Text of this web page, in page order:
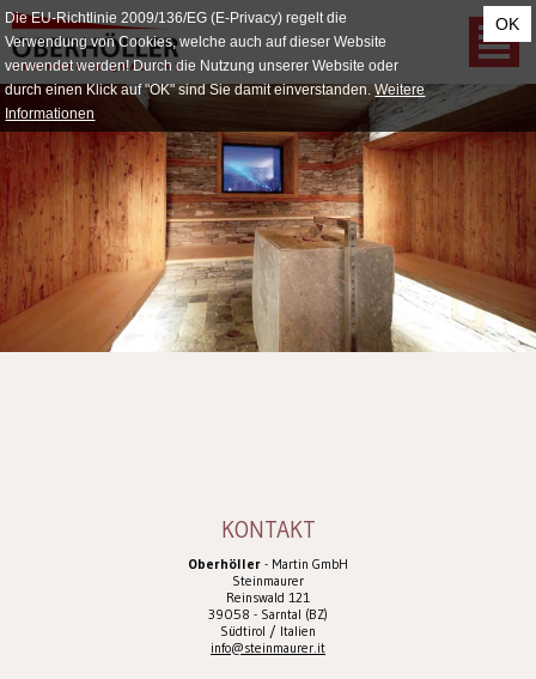
KONTAKT
Oberhöller - Martin GmbH
Steinmaurer
Reinswald 121
39058 - Sarntal (BZ)
Südtirol / Italien
info@steinmaurer.it
Die EU-Richtlinie 2009/136/EG (E-Privacy) regelt die
Verwendung von Cookies, welche auch auf dieser Website
verwendet werden! Durch die Nutzung unserer Website oder
durch einen Klick auf "OK" sind Sie damit einverstanden.Weitere
Informationen
OK